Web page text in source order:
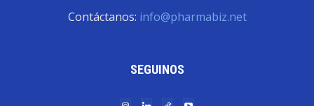
Contáctanos: info@pharmabiz.net
SEGUINOS